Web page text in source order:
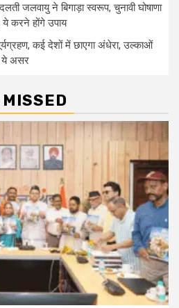
जलवायु ने बिगाड़ा स्वरूप, चुनावी घोषाणा
ये करने होंगे उपाय
कई देशों में छाएगा अंधेरा, उल्काओं
ये असर
MISSED